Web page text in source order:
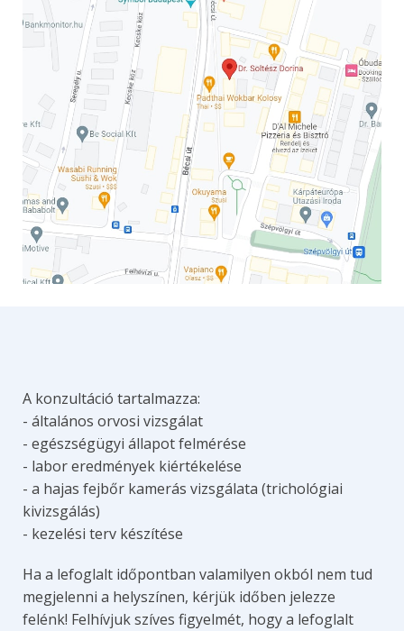
A konzultáció tartalmazza:
- általános orvosi vizsgálat
- egészségügyi állapot felmérése
- labor eredmények kiértékelése
- a hajas fejbőr kamerás vizsgálata (trichológiai
kivizsgálás)
- kezelési terv készítése
Ha a lefoglalt időpontban valamilyen okból nem tud
megjelenni a helyszínen, kérjük időben jelezze
felénk! Felhívjuk szíves figyelmét, hogy a lefoglalt